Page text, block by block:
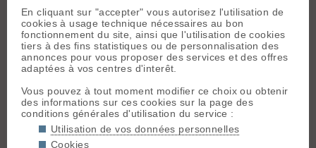
(1050 m)
Topo associé :
Mont d'Arbois, Par
les pistes
Mont d'Arbois (1839
m)
Orientation :
JeandePassy
Conditions nivologiques,
accès & météo
Pas de vent.
Etat de la route : Légèrement
enneigée. Altitude du parking :
En cliquant sur "accepter" vous autorisez l'utilisation de
cookies à usage technique nécessaires au bon
fonctionnement du site, ainsi que l'utilisation de cookies
tiers à des fins statistiques ou de personnalisation des
annonces pour vous proposer des services et des offres
adaptées à vos centres d'interêt.
Vous pouvez à tout moment modifier ce choix ou obtenir
des informations sur ces cookies sur la page des
conditions générales d'utilisation du service :
Utilisation de vos données personnelles
Cookies